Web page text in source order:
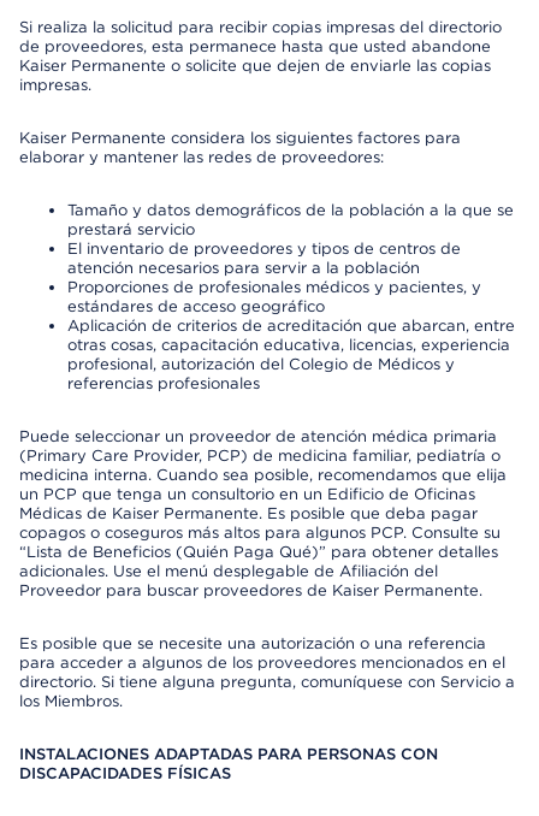
Si realiza la solicitud para recibir copias impresas del directorio
de proveedores, esta permanece hasta que usted abandone
Kaiser Permanente o solicite que dejen de enviarle las copias
impresas.
Kaiser Permanente considera los siguientes factores para
elaborar y mantener las redes de proveedores:
Tamaño y datos demográficos de la población a la que se
prestará servicio
El inventario de proveedores y tipos de centros de
atención necesarios para servir a la población
Proporciones de profesionales médicos y pacientes, y
estándares de acceso geográfico
Aplicación de criterios de acreditación que abarcan, entre
otras cosas, capacitación educativa, licencias, experiencia
profesional, autorización del Colegio de Médicos y
referencias profesionales
Puede seleccionar un proveedor de atención médica primaria
(Primary Care Provider, PCP) de medicina familiar, pediatría o
medicina interna. Cuando sea posible, recomendamos que elija
un PCP que tenga un consultorio en un Edificio de Oficinas
Médicas de Kaiser Permanente. Es posible que deba pagar
copagos o coseguros más altos para algunos PCP. Consulte su
“Lista de Beneficios (Quién Paga Qué)” para obtener detalles
adicionales. Use el menú desplegable de Afiliación del
Proveedor para buscar proveedores de Kaiser Permanente.
Es posible que se necesite una autorización o una referencia
para acceder a algunos de los proveedores mencionados en el
directorio. Si tiene alguna pregunta, comuníquese con Servicio a
los Miembros.
INSTALACIONES ADAPTADAS PARA PERSONAS CON
DISCAPACIDADES FÍSICAS